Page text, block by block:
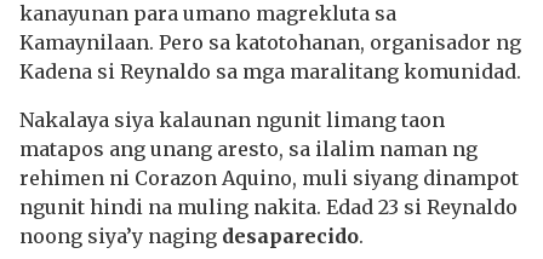
kanayunan para umano magrekluta sa
Kamaynilaan. Pero sa katotohanan, organisador ng
Kadena si Reynaldo sa mga maralitang komunidad.
Nakalaya siya kalaunan ngunit limang taon
matapos ang unang aresto, sa ilalim naman ng
rehimen ni Corazon Aquino, muli siyang dinampot
ngunit hindi na muling nakita. Edad 23 si Reynaldo
noong siya’y naging desaparecido.